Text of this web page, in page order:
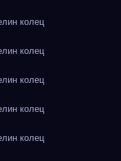
колец
колец
колец
колец
колец